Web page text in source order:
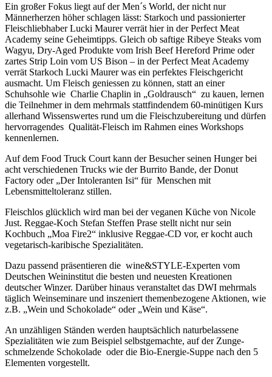
Ein großer Fokus liegt auf der Men´s World, der nicht nur
Männerherzen höher schlagen lässt: Starkoch und passionierter
Fleischliebhaber Lucki Maurer verrät hier in der Perfect Meat
Academy seine Geheimtipps. Gleich ob saftige Ribeye Steaks vom
Wagyu, Dry-Aged Produkte vom Irish Beef Hereford Prime oder
zartes Strip Loin vom US Bison – in der Perfect Meat Academy
verrät Starkoch Lucki Maurer was ein perfektes Fleischgericht
ausmacht. Um Fleisch geniessen zu können, statt an einer
Schuhsohle wie Charlie Chaplin in „Goldrausch“ zu kauen, lernen
die Teilnehmer in dem mehrmals stattfindendem 60-minütigen Kurs
allerhand Wissenswertes rund um die Fleischzubereitung und dürfen
hervorragendes Qualität-Fleisch im Rahmen eines Workshops
kennenlernen.
Auf dem Food Truck Court kann der Besucher seinen Hunger bei
acht verschiedenen Trucks wie der Burrito Bande, der Donut
Factory oder „Der Intoleranten Isi“ für Menschen mit
Lebensmitteltoleranz stillen.
Fleischlos glücklich wird man bei der veganen Küche von Nicole
Just. Reggae-Koch Stefan Steffen Prase stellt nicht nur sein
Kochbuch „Moa Fire2“ inklusive Reggae-CD vor, er kocht auch
vegetarisch-karibische Spezialitäten.
Dazu passend präsentieren die wine&STYLE-Experten vom
Deutschen Weininstitut die besten und neuesten Kreationen
deutscher Winzer. Darüber hinaus veranstaltet das DWI mehrmals
täglich Weinseminare und inszeniert themenbezogene Aktionen, wie
z.B. „Wein und Schokolade“ oder „Wein und Käse“.
An unzähligen Ständen werden hauptsächlich naturbelassene
Spezialitäten wie zum Beispiel selbstgemachte, auf der Zunge-
schmelzende Schokolade oder die Bio-Energie-Suppe nach den 5
Elementen vorgestellt.